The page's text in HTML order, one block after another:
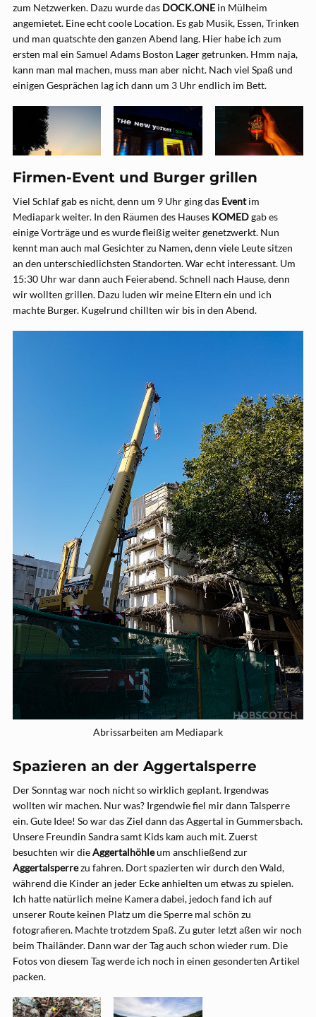
zum Netzwerken. Dazu wurde das DOCK.ONE in Mülheim
angemietet. Eine echt coole Location. Es gab Musik, Essen, Trinken
und man quatschte den ganzen Abend lang. Hier habe ich zum
ersten mal ein Samuel Adams Boston Lager getrunken. Hmm naja,
kann man mal machen, muss man aber nicht. Nach viel Spaß und
einigen Gesprächen lag ich dann um 3 Uhr endlich im Bett.
Firmen-Event und Burger grillen
Viel Schlaf gab es nicht, denn um 9 Uhr ging das Eventim
Mediapark weiter. In den Räumen des Hauses KOMEDgab es
einige Vorträge und es wurde fleißig weiter genetzwerkt. Nun
kennt man auch mal Gesichter zu Namen, denn viele Leute sitzen
an den unterschiedlichsten Standorten. War echt interessant. Um
15:30 Uhr war dann auch Feierabend. Schnell nach Hause, denn
wir wollten grillen. Dazu luden wir meine Eltern ein und ich
machte Burger. Kugelrund chillten wir bis in den Abend.
Abrissarbeiten am Mediapark
Spazieren an der Aggertalsperre
Der Sonntag war noch nicht so wirklich geplant. Irgendwas
wollten wir machen. Nur was? Irgendwie fiel mir dann Talsperre
ein. Gute Idee! So war das Ziel dann das Aggertal in Gummersbach.
Unsere Freundin Sandra samt Kids kam auch mit. Zuerst
besuchten wir dieAggertalhöhleum anschließend zur
Aggertalsperrezu fahren. Dort spazierten wir durch den Wald,
während die Kinder an jeder Ecke anhielten um etwas zu spielen.
Ich hatte natürlich meine Kamera dabei, jedoch fand ich auf
unserer Route keinen Platz um die Sperre mal schön zu
fotografieren. Machte trotzdem Spaß. Zu guter letzt aßen wir noch
beim Thailänder. Dann war der Tag auch schon wieder rum. Die
Fotos von diesem Tag werde ich noch in einen gesonderten Artikel
packen.